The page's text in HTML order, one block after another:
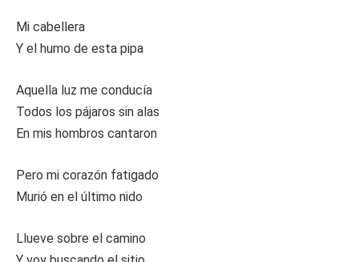
Mi cabellera
Y el humo de esta pipa
Aquella luz me conducía
Todos los pájaros sin alas
En mis hombros cantaron
Pero mi corazón fatigado
Murió en el último nido
Llueve sobre el camino